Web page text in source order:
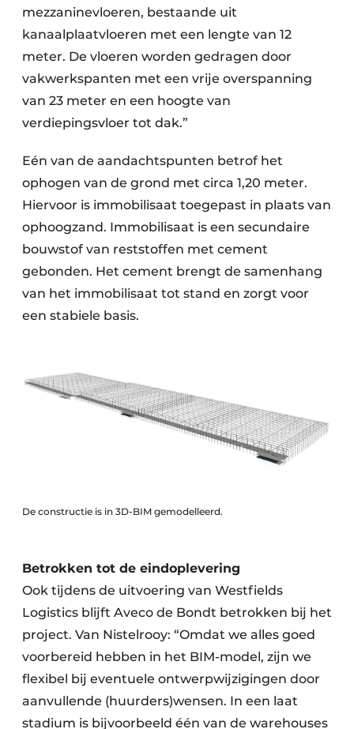
mezzaninevloeren, bestaande uit
kanaalplaatvloeren met een lengte van 12
meter. De vloeren worden gedragen door
vakwerkspanten met een vrije overspanning
van 23 meter en een hoogte van
verdiepingsvloer tot dak.”
Eén van de aandachtspunten betrof het
ophogen van de grond met circa 1,20 meter.
Hiervoor is immobilisaat toegepast in plaats van
ophoogzand. Immobilisaat is een secundaire
bouwstof van reststoffen met cement
gebonden. Het cement brengt de samenhang
van het immobilisaat tot stand en zorgt voor
een stabiele basis.
De constructie is in 3D-BIM gemodelleerd.
Betrokken tot de eindoplevering
Ook tijdens de uitvoering van Westfields
Logistics blijft Aveco de Bondt betrokken bij het
project. Van Nistelrooy: “Omdat we alles goed
voorbereid hebben in het BIM-model, zijn we
flexibel bij eventuele ontwerpwijzigingen door
aanvullende (huurders)wensen. In een laat
stadium is bijvoorbeeld één van de warehouses